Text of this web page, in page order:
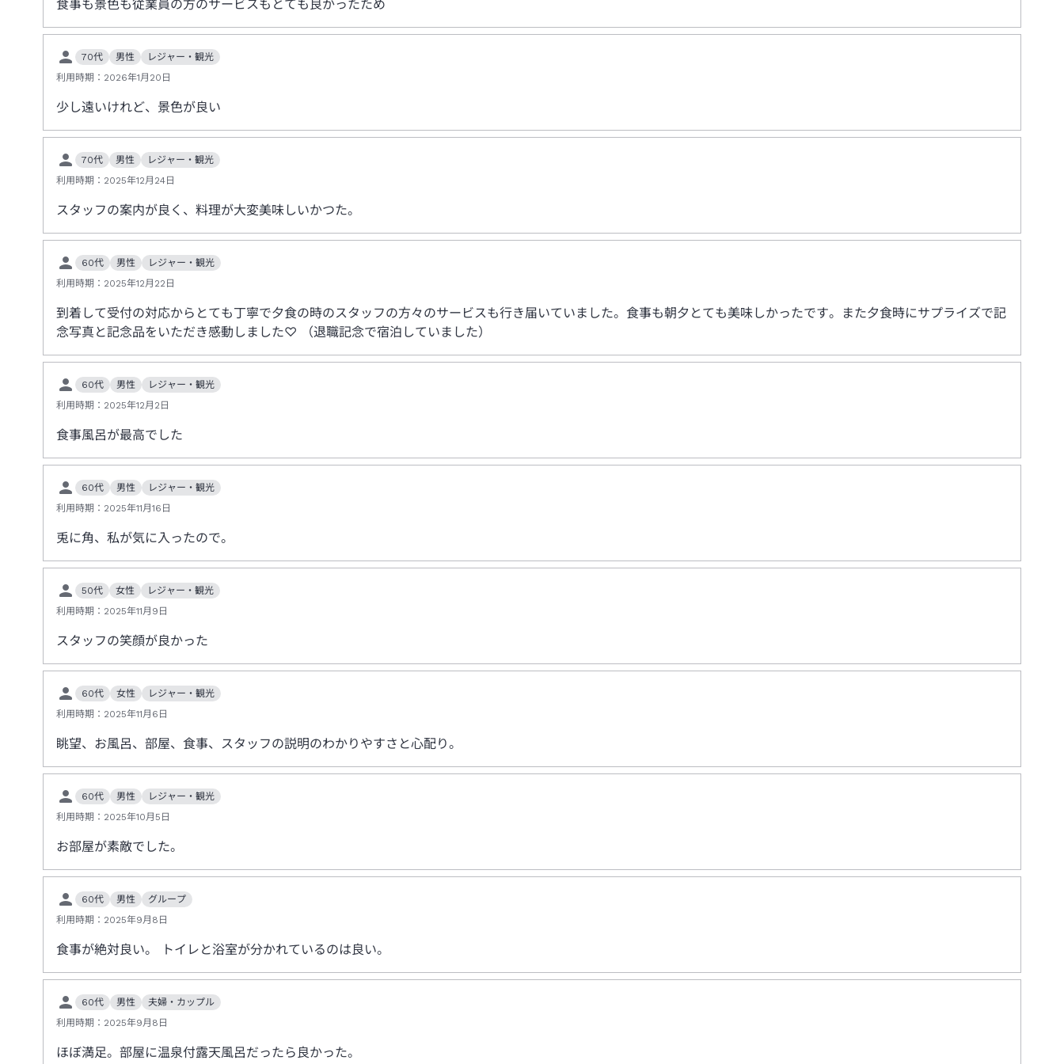
食事も景色も従業員の方のサービスもとても良かったため
70代 男性
レジャー・観光
利用時期： 2026年1月20日
少し遠いけれど、景色が良い
70代 男性
レジャー・観光
利用時期： 2025年12月24日
スタッフの案内が良く、料理が大変美味しいかつた。
60代 男性
レジャー・観光
利用時期： 2025年12月22日
到着して受付の対応からとても丁寧で夕食の時のスタッフの方々のサービスも行き届いていました。食事も朝夕とても美味しかったです。また夕食時にサプライズで記
念写真と記念品をいただき感動しました♡ （退職記念で宿泊していました）
60代 男性
レジャー・観光
利用時期： 2025年12月2日
食事風呂が最高でした
60代 男性
レジャー・観光
利用時期： 2025年11月16日
兎に角、私が気に入ったので。
50代 女性
レジャー・観光
利用時期： 2025年11月9日
スタッフの笑顔が良かった
60代 女性
レジャー・観光
利用時期： 2025年11月6日
眺望、お風呂、部屋、食事、スタッフの説明のわかりやすさと心配り。
60代 男性
レジャー・観光
利用時期： 2025年10月5日
お部屋が素敵でした。
60代 男性
グループ
利用時期： 2025年9月8日
食事が絶対良い。 トイレと浴室が分かれているのは良い。
60代 男性
夫婦・カップル
利用時期： 2025年9月8日
ほぼ満足。部屋に温泉付露天風呂だったら良かった。